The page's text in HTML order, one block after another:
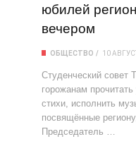
юбилей
вечером
ОБЩЕСТВО 10
Студенческий совет
горожанам
стихи, исполнить
посвящённые
Председатель …